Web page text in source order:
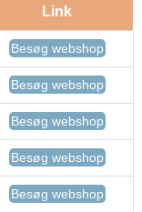
Link
Besøg webshop
Besøg webshop
Besøg webshop
Besøg webshop
Besøg webshop